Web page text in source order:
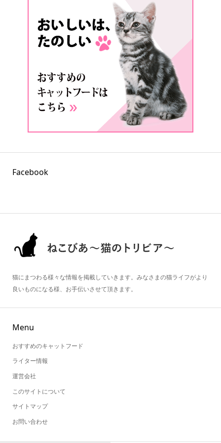
Facebook
猫にまつわる様々な情報を掲載していきます。みなさまの猫ライフがより
良いものになる様、お手伝いさせて頂きます。
Menu
おすすめのキャットフード
ライター情報
運営会社
このサイトについて
サイトマップ
お問い合わせ